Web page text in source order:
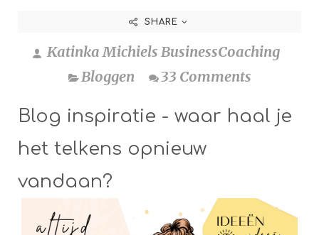
SHARE
Katinka Michiels BusinessCoaching
Bloggen
33 Comments
Blog inspiratie - waar haal je
het telkens opnieuw
vandaan?